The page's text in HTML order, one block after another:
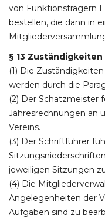
von Funktionsträgern
bestellen, die dann in
§ 13 Zuständigkeiten
(1) Die
werden durch die
(2) Der Schatzmeister
Jahresrechnungen an
Vereins.
(3) Der Schriftführer
jeweiligen Sitzungen
(4) Die
Angelegenheiten der
Aufgaben sind zu